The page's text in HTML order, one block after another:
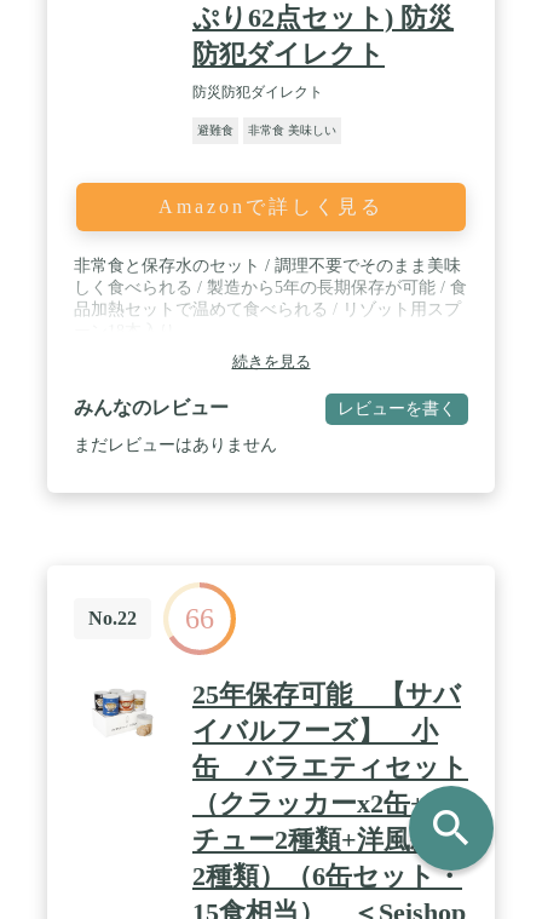
ぷり62点セット) 防災
防犯ダイレクト
防災防犯ダイレクト
避難食 非常食 美味しい
Amazonで詳しく見る
非常食と保存水のセット / 調理不要でそのまま美味
しく食べられる / 製造から5年の長期保存が可能 / 食
品加熱セットで温めて食べられる / リゾット用スプ
続きを見る
みんなのレビュー レビューを書く
まだレビューはありません
No.22 66
25年保存可能 【サバ
イバルフーズ】 小
缶 バラエティセット
（クラッカーx2缶+シ
チュー2種類+洋風雑炊
2種類）（6缶セット・
15食相当） ＜Seishop
search